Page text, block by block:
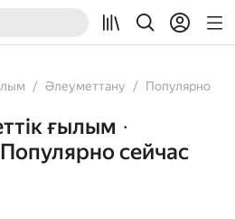
Әлеуметтану
Популярно
ғылым •
Популярно сейчас